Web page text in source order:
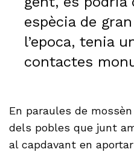
espècia de
l’epoca, tenia
contactes
En paraules de
dels pobles que junt
al capdavant en aportar